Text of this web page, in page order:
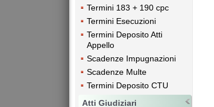
Termini 183 + 190 cpc
Termini Esecuzioni
Termini Deposito Atti
Appello
Scadenze Impugnazioni
Scadenze Multe
Termini Deposito CTU
Atti Giudiziari